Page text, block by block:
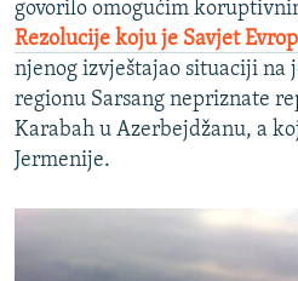
govorilo omogućim
Rezolucije koju je Savjet
njenog izvještajao situaciji na
regionu Sarsang nepriznate
Karabah u Azerbejdžanu, a
Jermenije.